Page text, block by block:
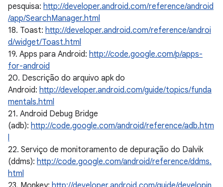
pesquisa: http://developer.android.com/reference/android
/app/SearchManager.html
18. Toast: http://developer.android.com/reference/androi
d/widget/Toast.html
19. Apps para Android: http://code.google.com/p/apps-
for-android
20. Descrição do arquivo apk do
Android: http://developer.android.com/guide/topics/funda
mentals.html
21. Android Debug Bridge
(adb): http://code.google.com/android/reference/adb.htm
l
22. Serviço de monitoramento de depuração do Dalvik
(ddms): http://code.google.com/android/reference/ddms.
html